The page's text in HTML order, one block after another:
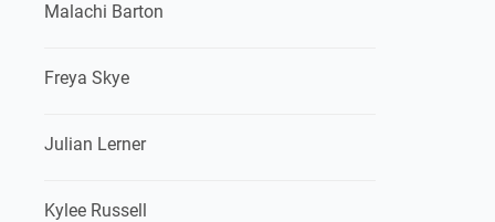
Malachi Barton
Freya Skye
Julian Lerner
Kylee Russell